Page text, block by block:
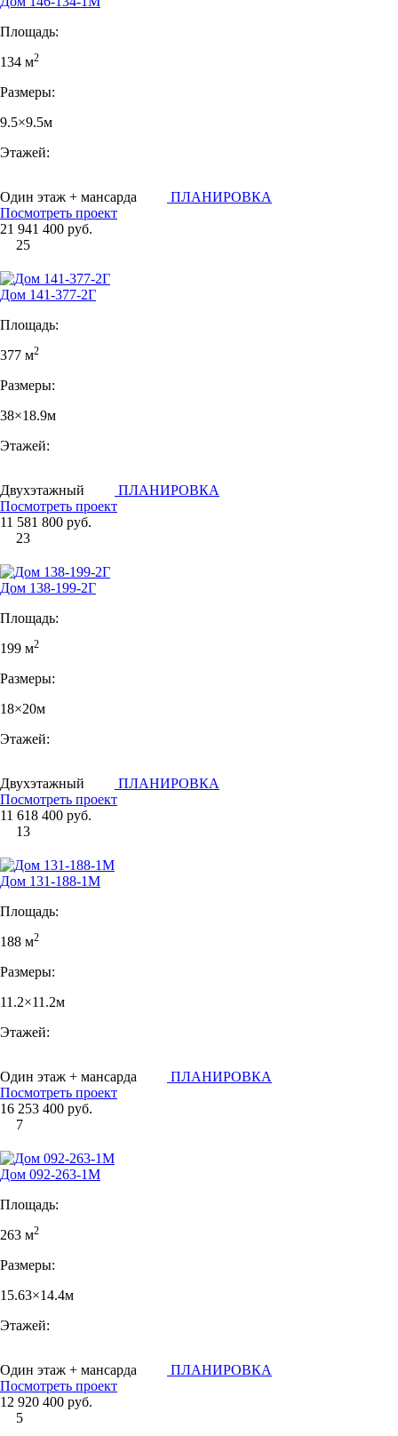
Площадь:
134 м2
Размеры:
9.5×9.5м
Этажей:
Один этаж + мансарда
ПЛАНИРОВКА
Посмотреть проект
21 941 400 руб.
25
Дом 141-377-2Г
Площадь:
377 м2
Размеры:
38×18.9м
Этажей:
Двухэтажный
ПЛАНИРОВКА
Посмотреть проект
11 581 800 руб.
23
Дом 138-199-2Г
Площадь:
199 м2
Размеры:
18×20м
Этажей:
Двухэтажный
ПЛАНИРОВКА
Посмотреть проект
11 618 400 руб.
13
Дом 131-188-1М
Площадь:
188 м2
Размеры:
11.2×11.2м
Этажей:
Один этаж + мансарда
ПЛАНИРОВКА
Посмотреть проект
16 253 400 руб.
7
Дом 092-263-1М
Площадь:
263 м2
Размеры:
15.63×14.4м
Этажей:
Один этаж + мансарда
ПЛАНИРОВКА
Посмотреть проект
12 920 400 руб.
5